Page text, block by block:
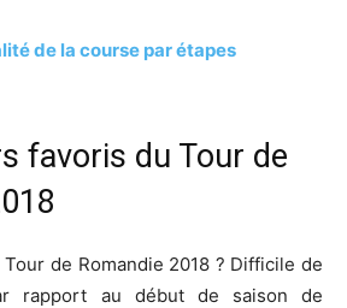
de la course par étapes
favoris du Tour de
de Romandie 2018 ? Difficile de
rapport au début de saison de